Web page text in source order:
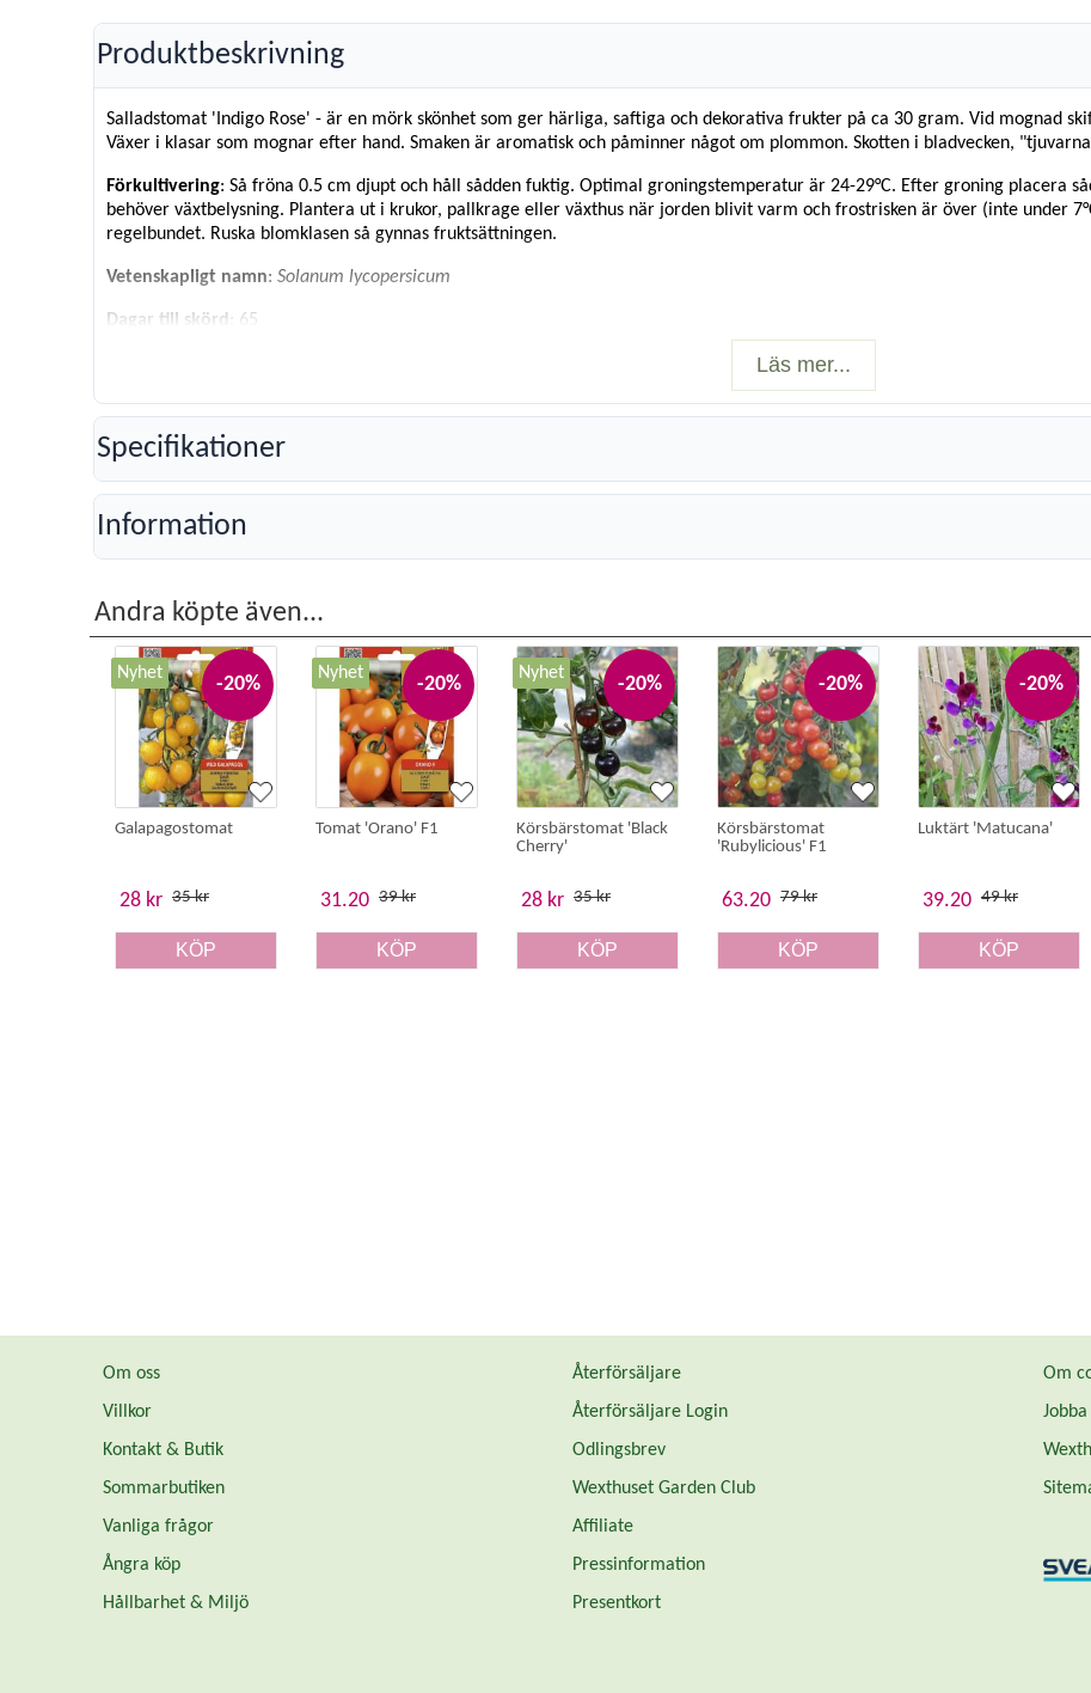
Produktbeskrivning
Salladstomat 'Indigo Rose' - är en mörk skönhet som ger härliga, saftiga och dekorativa frukter på ca 30 gram. Vid mognad
Växer i klasar som mognar efter hand. Smaken är aromatisk och påminner något om plommon. Skotten i bladvecken,
Förkultivering: Så fröna 0.5 cm djupt och håll sådden fuktig. Optimal groningstemperatur är 24-29°C. Efter groning placera
behöver växtbelysning. Plantera ut i krukor, pallkrage eller växthus när jorden blivit varm och frostrisken är över (inte under
regelbundet. Ruska blomklasen så gynnas fruktsättningen.
Vetenskapligt namn: Solanum lycopersicum
Dagar till skörd
: 65
Läs mer...
Specifikationer
Information
Andra köpte även...
-20%
Nyhet
Galapagostomat
28 kr 35 kr
KÖP
-20%
Nyhet
Tomat 'Orano' F1
31.20 39 kr
KÖP
-20%
Nyhet
Körsbärstomat 'Black
Cherry'
28 kr 35 kr
KÖP
-20%
Körsbärstomat
'Rubylicious' F1
63.20 79 kr
KÖP
-20%
Luktärt 'Matucana'
39.20 49 kr
KÖP
Om oss
Villkor
Kontakt & Butik
Sommarbutiken
Vanliga frågor
Ångra köp
Hållbarhet & Miljö
Återförsäljare
Återförsäljare Login
Odlingsbrev
Wexthuset Garden Club
Affiliate
Pressinformation
Presentkort
Om
Jobba